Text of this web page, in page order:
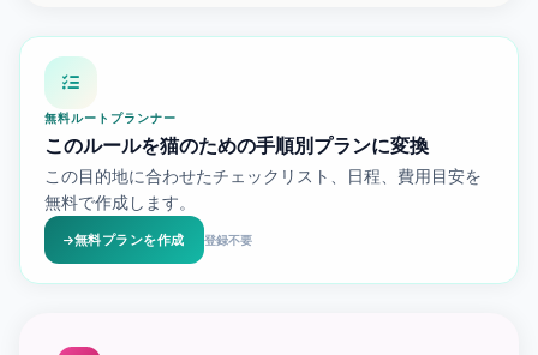
無料ルートプランナー
このルールを猫のための手順別プランに変換
この目的地に合わせたチェックリスト、日程、費用目安を
無料で作成します。
無料プランを作成 登録不要